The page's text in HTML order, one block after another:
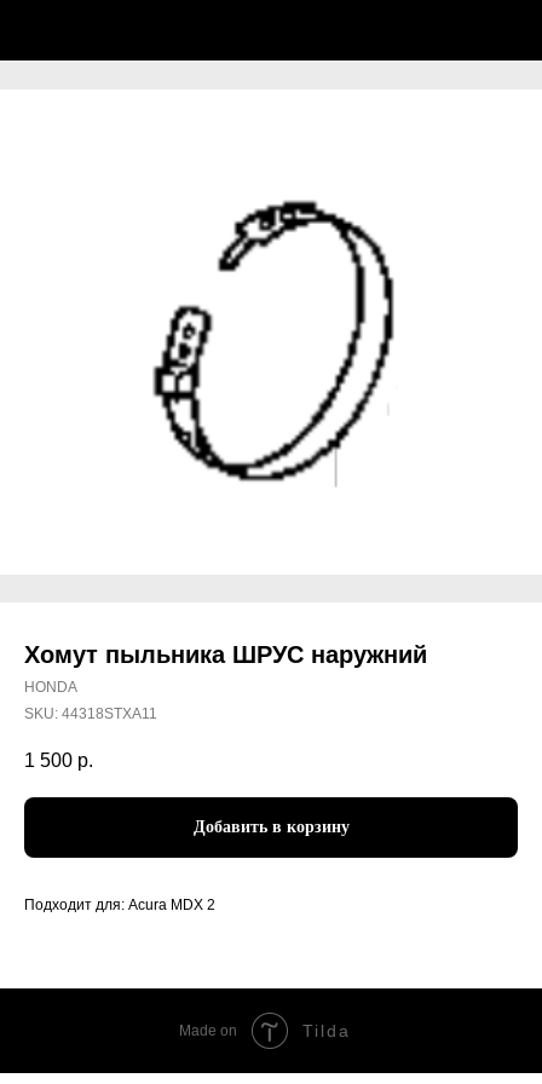
Хомут пыльника ШРУС наружний
HONDA
SKU: 44318STXA11
1 500 р.
Добавить в корзину
Подходит для: Acura MDX 2
Made on Tilda